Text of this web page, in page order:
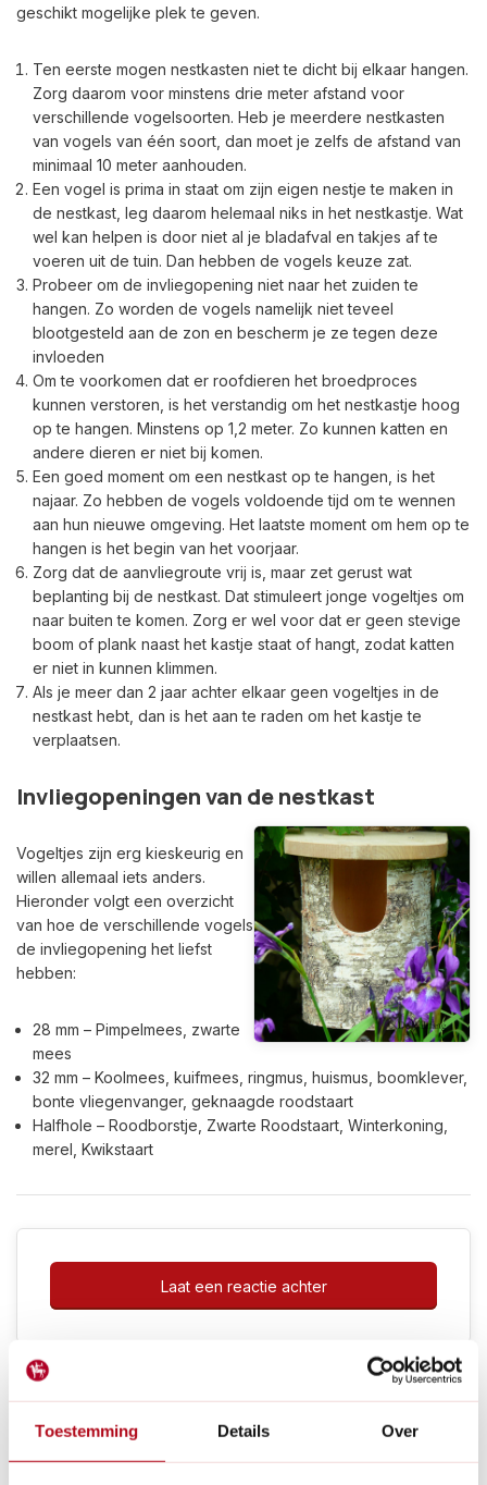
Toestemming Details Over
geschikt mogelijke plek te geven.
Ten eerste mogen nestkasten niet te dicht bij elkaar hangen.
Zorg daarom voor minstens drie meter afstand voor
verschillende vogelsoorten. Heb je meerdere nestkasten
van vogels van één soort, dan moet je zelfs de afstand van
minimaal 10 meter aanhouden.
Een vogel is prima in staat om zijn eigen nestje te maken in
de nestkast, leg daarom helemaal niks in het nestkastje. Wat
wel kan helpen is door niet al je bladafval en takjes af te
voeren uit de tuin. Dan hebben de vogels keuze zat.
Probeer om de invliegopening niet naar het zuiden te
hangen. Zo worden de vogels namelijk niet teveel
blootgesteld aan de zon en bescherm je ze tegen deze
invloeden
Om te voorkomen dat er roofdieren het broedproces
kunnen verstoren, is het verstandig om het nestkastje hoog
op te hangen. Minstens op 1,2 meter. Zo kunnen katten en
andere dieren er niet bij komen.
Een goed moment om een nestkast op te hangen, is het
najaar. Zo hebben de vogels voldoende tijd om te wennen
aan hun nieuwe omgeving. Het laatste moment om hem op te
hangen is het begin van het voorjaar.
Zorg dat de aanvliegroute vrij is, maar zet gerust wat
beplanting bij de nestkast. Dat stimuleert jonge vogeltjes om
naar buiten te komen. Zorg er wel voor dat er geen stevige
boom of plank naast het kastje staat of hangt, zodat katten
er niet in kunnen klimmen.
Als je meer dan 2 jaar achter elkaar geen vogeltjes in de
nestkast hebt, dan is het aan te raden om het kastje te
verplaatsen.
Invliegopeningen van de nestkast
Vogeltjes zijn erg kieskeurig en
willen allemaal iets anders.
Hieronder volgt een overzicht
van hoe de verschillende vogels
de invliegopening het liefst
hebben:
28 mm – Pimpelmees, zwarte
mees
32 mm – Koolmees, kuifmees, ringmus, huismus, boomklever,
bonte vliegenvanger, geknaagde roodstaart
Halfhole – Roodborstje, Zwarte Roodstaart, Winterkoning,
merel, Kwikstaart
Laat een reactie achter
Vogels